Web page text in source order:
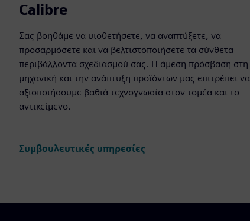
Calibre
Σας βοηθάμε να υιοθετήσετε, να αναπτύξετε, να
προσαρμόσετε και να βελτιστοποιήσετε τα σύνθετα
περιβάλλοντα σχεδιασμού σας. Η άμεση πρόσβαση στη
μηχανική και την ανάπτυξη προϊόντων μας επιτρέπει να
αξιοποιήσουμε βαθιά τεχνογνωσία στον τομέα και το
αντικείμενο.
Συμβουλευτικές υπηρεσίες